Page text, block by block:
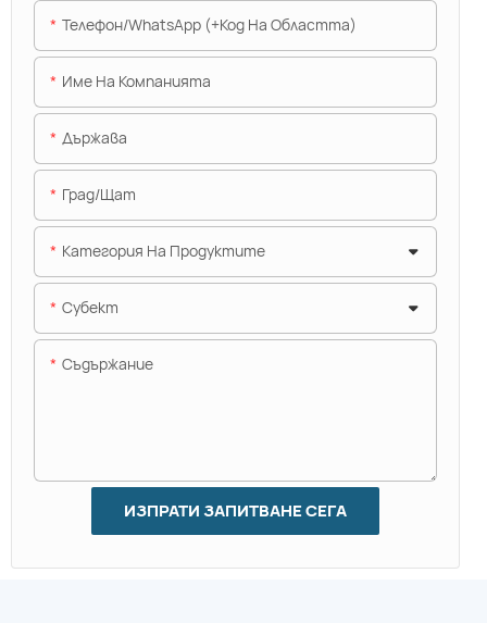
Телефон/WhatsApp (+Код На Областта)
Име На Компанията
Държава
Град/щат
Категория На Продуктите
Субект
Съдържание
ИЗПРАТИ ЗАПИТВАНЕ СЕГА